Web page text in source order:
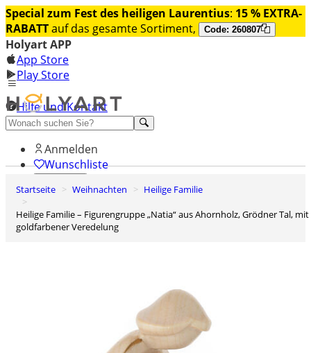
Special zum Fest des heiligen Laurentius: 15 % EXTRA-
RABATTauf das gesamte Sortiment, Code: 260807
Holyart APP
App Store
Play Store
Hilfe und Kontakt
Entdecken Sie Premium
Anmelden
Wunschliste
0
Startseite Weihnachten
Heilige Familie
Heilige Familie – Figurengruppe „Natia“ aus Ahornholz, Grödner Tal, mit
goldfarbener Veredelung